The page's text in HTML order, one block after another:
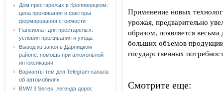
Дом престарелых в Кропивницком:
цена проживания и факторы
формирования стоимости
Пансионат для престарелых:
условия проживания и ухода
Вывод из запоя в Дарницком
районе: помощь при алкогольной
интоксикации
Варианты тем для Telegram-канала
об автомобилях
BMW 3 Series: легенда дорог,
Применение новых
урожая, предварительно
образом, появляется
больших объемов
государственных
Смотрите еще: